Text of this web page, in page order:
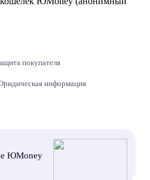
покупателя
информация
ЮMoney